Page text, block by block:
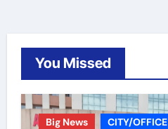
You Missed
Big News CITY/OFFICE